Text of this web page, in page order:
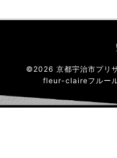
© 2026 京都宇治市プ
fleur-claireフルー